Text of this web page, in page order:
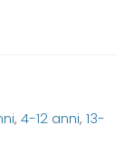
,4-12 anni,13-